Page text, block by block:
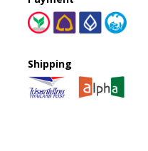
Shipping